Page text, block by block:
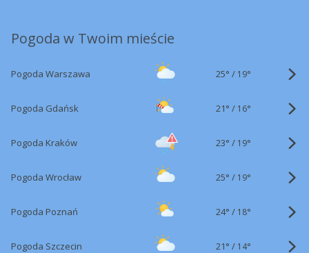
Pogoda w Twoim mieście
Pogoda Warszawa 25° / 19°
Pogoda Gdańsk 21° / 16°
Pogoda Kraków 23° / 19°
Pogoda Wrocław 25° / 19°
Pogoda Poznań 24° / 18°
Pogoda Szczecin 21° / 14°